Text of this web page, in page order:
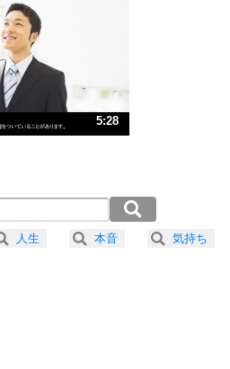
考
ブになれない原因は、行動しないから。
思考になる30の方法
策
んとかなるもの。
る30の方法
い人は、怒りを優しさで表現する。
5:28
）
）
）
人生 本音 気持ち